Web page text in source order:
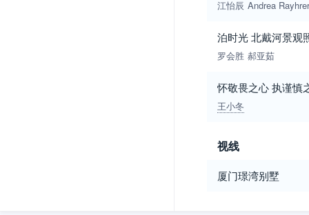
江怡辰 Andrea Rayhrer
泊时光 北戴河景观
罗会胜 郝亚茹
怀敬畏之心 执谨慎
王小冬
视线
厦门璟湾别墅